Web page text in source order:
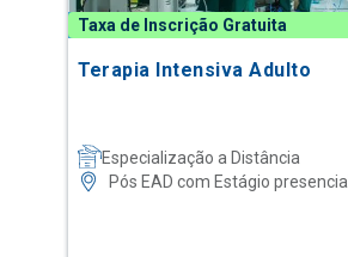
Taxa de Inscrição Gratuita
Terapia Intensiva Adulto
Especialização a Distância
Pós EAD com Estágio presencial